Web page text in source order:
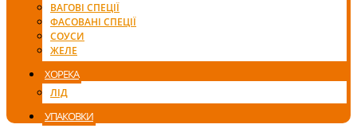
ВАГОВІ СПЕЦІЇ
ФАСОВАНІ СПЕЦІЇ
СОУСИ
ЖЕЛЕ
ХОРЕКА
ЛІД
УПАКОВКИ